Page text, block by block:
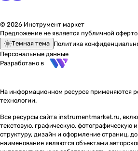
© 2026 Инструмент маркет
Предложение не является публичной
Темная тема Политика
Персональные данные
Разработано в
На информационном ресурсе применяются
технологии.
Все ресурсы сайта instrumentmarket.ru,
текстовую, графическую, фотографическую
структуру, дизайн и оформление страниц,
наименование являются объектами